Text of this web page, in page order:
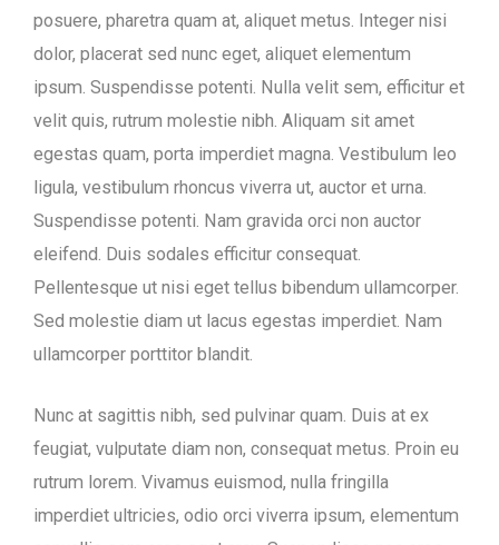
posuere, pharetra quam at, aliquet metus. Integer nisi
dolor, placerat sed nunc eget, aliquet elementum
ipsum. Suspendisse potenti. Nulla velit sem, efficitur et
velit quis, rutrum molestie nibh. Aliquam sit amet
egestas quam, porta imperdiet magna. Vestibulum leo
ligula, vestibulum rhoncus viverra ut, auctor et urna.
Suspendisse potenti. Nam gravida orci non auctor
eleifend. Duis sodales efficitur consequat.
Pellentesque ut nisi eget tellus bibendum ullamcorper.
Sed molestie diam ut lacus egestas imperdiet. Nam
ullamcorper porttitor blandit.
Nunc at sagittis nibh, sed pulvinar quam. Duis at ex
feugiat, vulputate diam non, consequat metus. Proin eu
rutrum lorem. Vivamus euismod, nulla fringilla
imperdiet ultricies, odio orci viverra ipsum, elementum